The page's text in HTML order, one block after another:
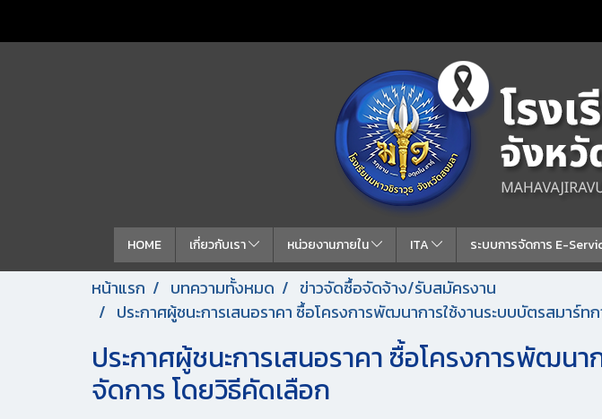
HOME เกี่ยวกับเรา หน่วยงานภายใน ITA ระบบการจัดการ E-
หน้าแรก บทความทั้งหมด
ข่าวจัดซื้อจัดจ้าง/รับสมัครงาน
ประกาศผู้ชนะการเสนอราคา ซื้อโครงการพัฒนาการใช้งานระบบบัตรสมาร์ท
ประกาศผู้ชนะการเสนอราคา ซื้อโครงการพัฒน
จัดการ โดยวิธีคัดเลือก